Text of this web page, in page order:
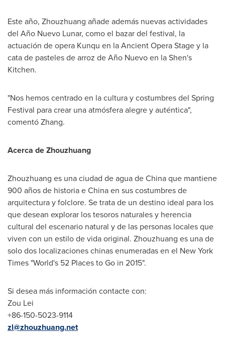
Este año, Zhouzhuang añade además nuevas actividades
del Año Nuevo Lunar, como el bazar del festival, la
actuación de opera Kunqu en la Ancient Opera Stage y la
cata de pasteles de arroz de Año Nuevo en la Shen's
Kitchen.
"Nos hemos centrado en la cultura y costumbres del Spring
Festival para crear una atmósfera alegre y auténtica",
comentó Zhang.
Acerca de Zhouzhuang
Zhouzhuang es una ciudad de agua deChinaque mantiene
900 años de historia eChinaen sus costumbres de
arquitectura y folclore. Se trata de un destino ideal para los
que desean explorar los tesoros naturales y herencia
cultural del escenario natural y de las personas locales que
viven con un estilo de vida original. Zhouzhuang es una de
solo dos localizaciones chinas enumeradas en el New York
Times "World's 52 Places to Go in 2015".
Si desea más información contacte con:
Zou Lei
+86-150-5023-9114
zl@zhouzhuang.net